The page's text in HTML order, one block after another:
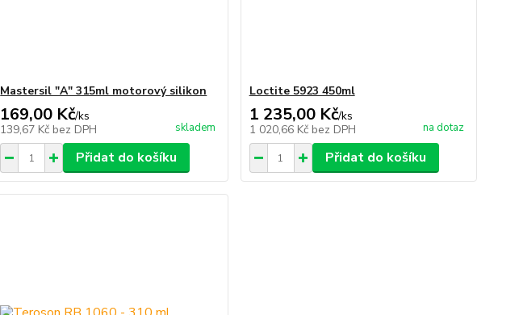
Mastersil "A" 315ml motorový silikon
169,00 Kč/ks
139,67 Kč bez DPH skladem
Přidat do košíku
Loctite 5923 450ml
1 235,00 Kč/ks
1 020,66 Kč bez DPH na dotaz
Přidat do košíku